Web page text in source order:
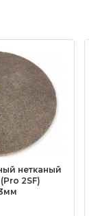
нетканый
2SF)